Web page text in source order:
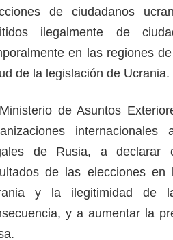
de ciudadanos
ilegalmente de
en las regiones
de la legislación de Ucrania.
de Asuntos
de Rusia, a declarar
de las elecciones en
y la ilegitimidad de
y a aumentar la